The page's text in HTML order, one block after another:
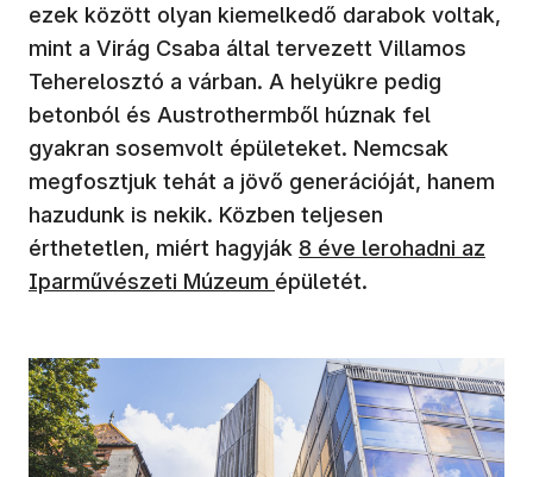
ezek között olyan kiemelkedő darabok voltak,
mint a Virág Csaba által tervezett Villamos
Teherelosztó a várban. A helyükre pedig
betonból és Austrothermből húznak fel
gyakran sosemvolt épületeket. Nemcsak
megfosztjuk tehát a jövő generációját, hanem
hazudunk is nekik. Közben teljesen
érthetetlen, miért hagyják 8 éve lerohadni az
Iparművészeti Múzeum épületét.